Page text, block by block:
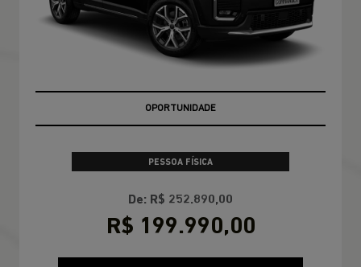
OPORTUNIDADE
PESSOA FÍSICA
De: R$ 252.890,00
R$ 199.990,00